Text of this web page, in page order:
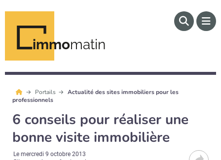
immomatin
Portails
Actualité des sites immobiliers pour les
professionnels
6 conseils pour réaliser une
bonne visite immobilière
Lemercredi 9 octobre 2013